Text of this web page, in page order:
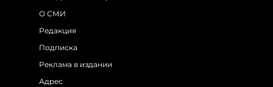
О СМИ
Редакция
Подписка
Реклама в издании
Адрес